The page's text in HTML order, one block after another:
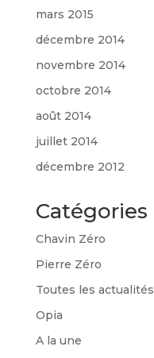
mars 2015
décembre 2014
novembre 2014
octobre 2014
août 2014
juillet 2014
décembre 2012
Catégories
Chavin Zéro
Pierre Zéro
Toutes les actualités
Opia
A la une